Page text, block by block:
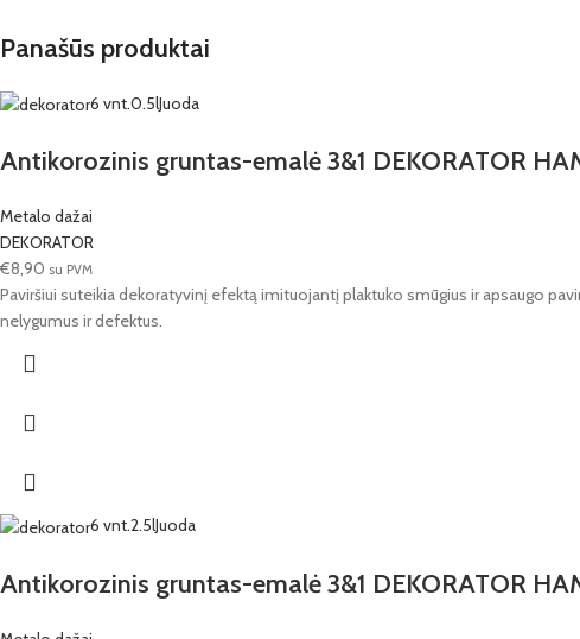
Panašūs produktai
6 vnt.0.5lJuoda
Antikorozinis gruntas-emalė 3&1 DEKORATOR
Metalo dažai
DEKORATOR
€8,90 su PVM
Paviršiui suteikia dekoratyvinį efektą imituojantį plaktuko smūgius ir apsaugo
nelygumus ir defektus.
6 vnt.2.5lJuoda
Antikorozinis gruntas-emalė 3&1 DEKORATOR